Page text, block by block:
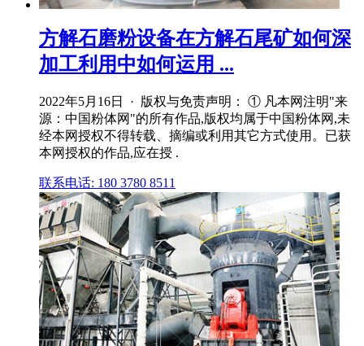
方解石磨粉设备在方解石尾矿如何深
加工利用中如何运用 ...
2022年5月16日 · 版权与免责声明： ① 凡本网注明"来
源：中国粉体网"的所有作品,版权均属于中国粉体网,未
经本网授权不得转载、摘编或利用其它方式使用。已获
本网授权的作品,应在授 .
联系电话: 180 3780 8511